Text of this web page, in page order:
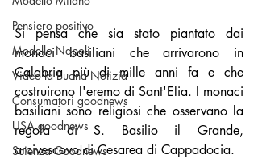
Pensiero positivo
Modello Napoli
Video la Buona Notizia
Consumatori goodnews
USA goodnews
Scienza Goodnews
Si pensa che sia stato piantato dai
monaci basiliani che arrivarono in
Calabria più di mille anni fa e che
costruirono l'eremo di Sant'Elia. I monaci
basiliani sono religiosi che osservano la
regola di S. Basilio il Grande,
arcivescovo di Cesarea di Cappadocia.